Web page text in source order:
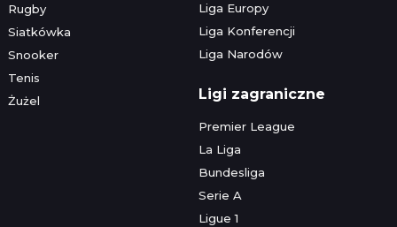
Rugby
Siatkówka
Snooker
Tenis
Żużel
Liga Europy
Liga Konferencji
Liga Narodów
Ligi zagraniczne
Premier League
La Liga
Bundesliga
Serie A
Ligue 1